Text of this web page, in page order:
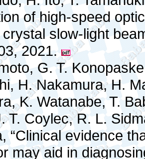
of high-speed
slow-light
2021.
G. T.
H. Nakamura, H.
K. Watanabe, T.
T. Coylec, R. L.
“Clinical evidence
may aid in